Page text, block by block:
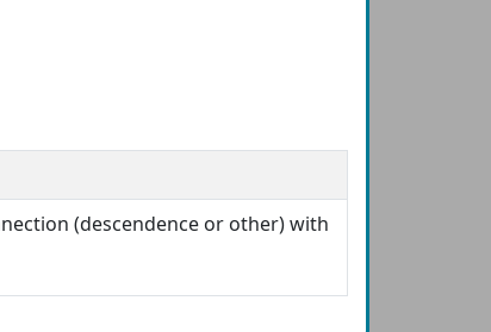
(descendence or other) with